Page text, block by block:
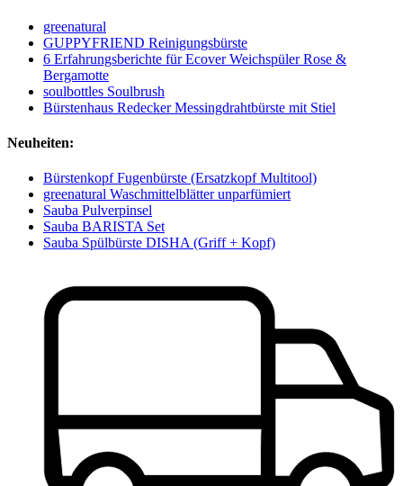
greenatural
GUPPYFRIEND Reinigungsbürste
6 Erfahrungsberichte für Ecover Weichspüler Rose &
Bergamotte
soulbottles Soulbrush
Bürstenhaus Redecker Messingdrahtbürste mit Stiel
Neuheiten:
Bürstenkopf Fugenbürste (Ersatzkopf Multitool)
greenatural Waschmittelblätter unparfümiert
Sauba Pulverpinsel
Sauba BARISTA Set
Sauba Spülbürste DISHA (Griff + Kopf)